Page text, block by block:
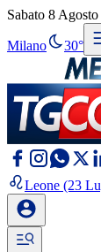
Sabato 8
Milano 30°
Leone (23